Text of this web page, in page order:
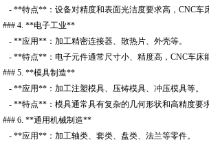
- **特点**：设备对精度和表面光洁度要求高，CNC车
### 4. **电子工业**
- **应用**：加工精密连接器、散热片、外壳等。
- **特点**：电子元件通常尺寸小、精度高，CNC车床
### 5. **模具制造**
- **应用**：加工注塑模具、压铸模具、冲压模具等。
- **特点**：模具通常具有复杂的几何形状和高精度要
### 6. **通用机械制造**
- **应用**：加工轴类、套类、盘类、法兰等零件。